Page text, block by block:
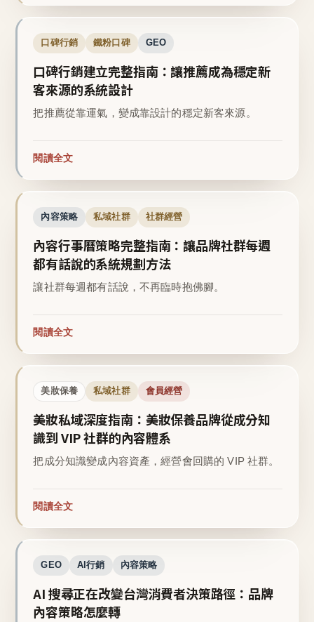
口碑行銷 鐵粉口碑 GEO
口碑行銷建立完整指南：讓推薦成為穩定新
客來源的系統設計
把推薦從靠運氣，變成靠設計的穩定新客來源。
閱讀全文
內容策略 私域社群 社群經營
內容行事曆策略完整指南：讓品牌社群每週
都有話說的系統規劃方法
讓社群每週都有話說，不再臨時抱佛腳。
閱讀全文
美妝保養 私域社群 會員經營
美妝私域深度指南：美妝保養品牌從成分知
識到 VIP 社群的內容體系
把成分知識變成內容資產，經營會回購的 VIP 社群。
閱讀全文
GEO AI行銷 內容策略
AI 搜尋正在改變台灣消費者決策路徑：品牌
內容策略怎麼轉